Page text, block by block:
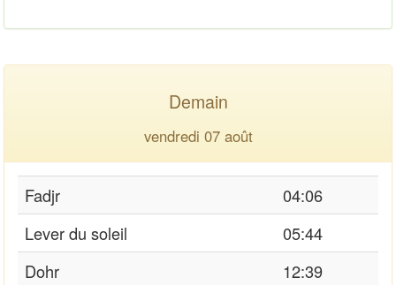
Demain
vendredi 07 août
Fadjr
04:06
Lever du soleil
05:44
Dohr
12:39